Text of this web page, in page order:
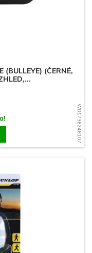
WD1736246107
(BULLEYE) (ČERNÉ,